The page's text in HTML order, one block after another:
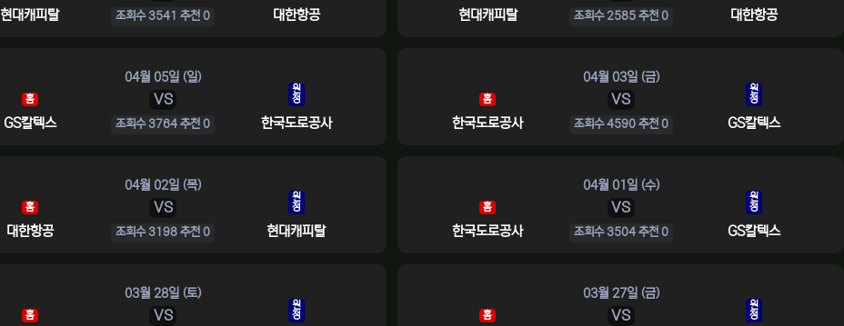
현대캐피탈 조회수 3541 추천 0 대한항공 현대캐피탈 조회수 2585 추천 0 대한항공
홈
GS칼텍스
04월 05일 (일)
VS
조회수 3764 추천 0
원
정
한국도로공사
홈
한국도로공사
04월 03일 (금)
VS
조회수 4590 추천 0
원
정
GS칼텍스
홈
대한항공
04월 02일 (목)
VS
조회수 3198 추천 0
원
정
현대캐피탈
홈
한국도로공사
04월 01일 (수)
VS
조회수 3504 추천 0
원
정
GS칼텍스
홈
03월 28일 (토)
VS
원
정
홈
03월 27일 (금)
VS
원
정